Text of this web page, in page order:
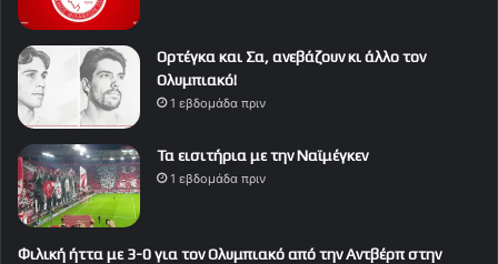
Ορτέγκα και Σα, ανεβάζουν κι άλλο τον
Ολυμπιακό!
1 εβδομάδα πριν
Τα εισιτήρια με την Ναϊμέγκεν
1 εβδομάδα πριν
Φιλική ήττα με 3-0 για τον Ολυμπιακό από την Αντβέρπ στην